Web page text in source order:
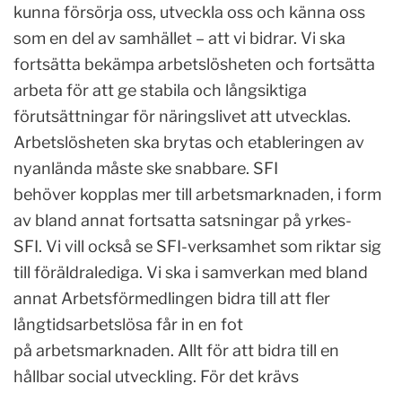
kunna försörja oss, utveckla oss och känna oss
som en del av samhället – att vi bidrar. Vi ska
fortsätta bekämpa arbetslösheten och fortsätta
arbeta för att ge stabila och långsiktiga
förutsättningar för näringslivet att utvecklas.
Arbetslösheten ska brytas och etableringen av
nyanlända måste ske snabbare. SFI
behöver kopplas mer till arbetsmarknaden, i form
av bland annat fortsatta satsningar på yrkes-
SFI. Vi vill också se SFI-verksamhet som riktar sig
till föräldralediga. Vi ska i samverkan med bland
annat Arbetsförmedlingen bidra till att fler
långtidsarbetslösa får in en fot
på arbetsmarknaden. Allt för att bidra till en
hållbar social utveckling. För det krävs